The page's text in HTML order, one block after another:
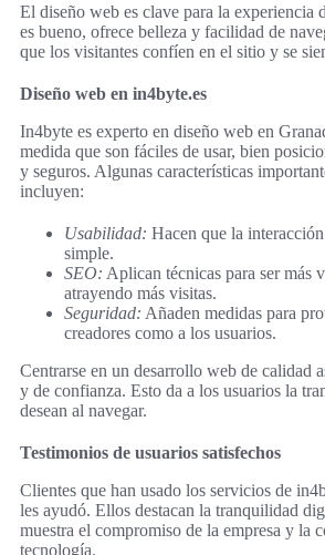
El diseño web es clave para la experiencia
es bueno, ofrece belleza y facilidad de
que los visitantes confíen en el sitio y se
Diseño web en in4byte.es
In4byte es experto en diseño web en
medida que son fáciles de usar, bien
y seguros. Algunas características
incluyen:
Usabilidad: Hacen que la
simple.
SEO: Aplican técnicas para ser más
atrayendo más visitas.
Seguridad: Añaden medidas para
creadores como a los usuarios.
Centrarse en un desarrollo web de calidad
y de confianza. Esto da a los usuarios la
desean al navegar.
Testimonios de usuarios satisfechos
Clientes que han usado los servicios de
les ayudó. Ellos destacan la tranquilidad
muestra el compromiso de la empresa y la
tecnología.